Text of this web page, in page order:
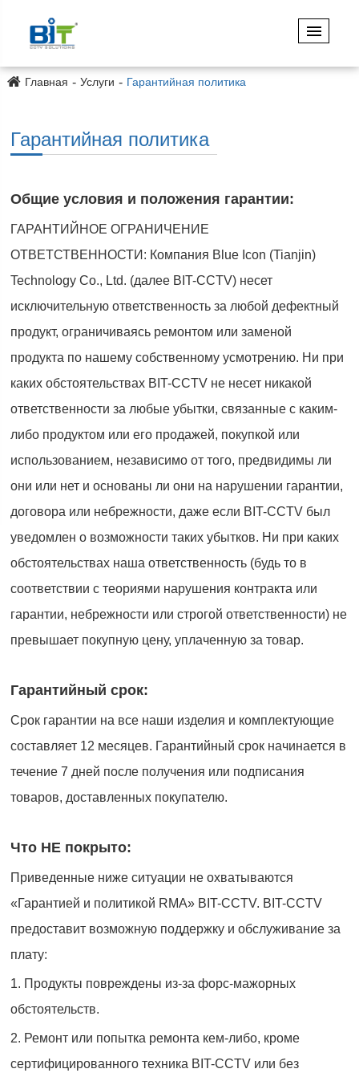
Главная Услуги Гарантийная политика
Гарантийная политика
Общие условия и положения гарантии:
ГАРАНТИЙНОЕ ОГРАНИЧЕНИЕ
ОТВЕТСТВЕННОСТИ: Компания Blue Icon (Tianjin)
Technology Co., Ltd. (далее BIT-CCTV) несет
исключительную ответственность за любой дефектный
продукт, ограничиваясь ремонтом или заменой
продукта по нашему собственному усмотрению. Ни при
каких обстоятельствах BIT-CCTV не несет никакой
ответственности за любые убытки, связанные с каким-
либо продуктом или его продажей, покупкой или
использованием, независимо от того, предвидимы ли
они или нет и основаны ли они на нарушении гарантии,
договора или небрежности, даже если BIT-CCTV был
уведомлен о возможности таких убытков. Ни при каких
обстоятельствах наша ответственность (будь то в
соответствии с теориями нарушения контракта или
гарантии, небрежности или строгой ответственности) не
превышает покупную цену, уплаченную за товар.
Гарантийный срок:
Срок гарантии на все наши изделия и комплектующие
составляет 12 месяцев. Гарантийный срок начинается в
течение 7 дней после получения или подписания
товаров, доставленных покупателю.
Что НЕ покрыто:
Приведенные ниже ситуации не охватываются
«Гарантией и политикой RMA» BIT-CCTV. BIT-CCTV
предоставит возможную поддержку и обслуживание за
плату:
1. Продукты повреждены из-за форс-мажорных
обстоятельств.
2. Ремонт или попытка ремонта кем-либо, кроме
сертифицированного техника BIT-CCTV или без